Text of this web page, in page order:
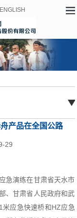
ENGLISH
产品在全国公路
29
急演练在甘肃省天水市
、甘肃省人民政府和武
应急快速桥和HZ应急